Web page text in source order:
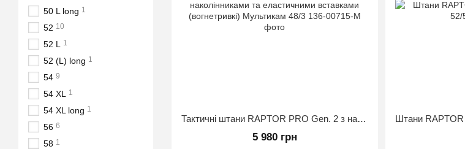
Тактичні штани RAPTOR PRO Gen. 2 з наколінниками та еластичними вставками (вогнетривкі) Мультикам 48/3
5 980 грн
50 L long 1
52 10
52 L 1
52 (L) long 1
54 9
54 XL 1
54 XL long 1
56 6
58 1